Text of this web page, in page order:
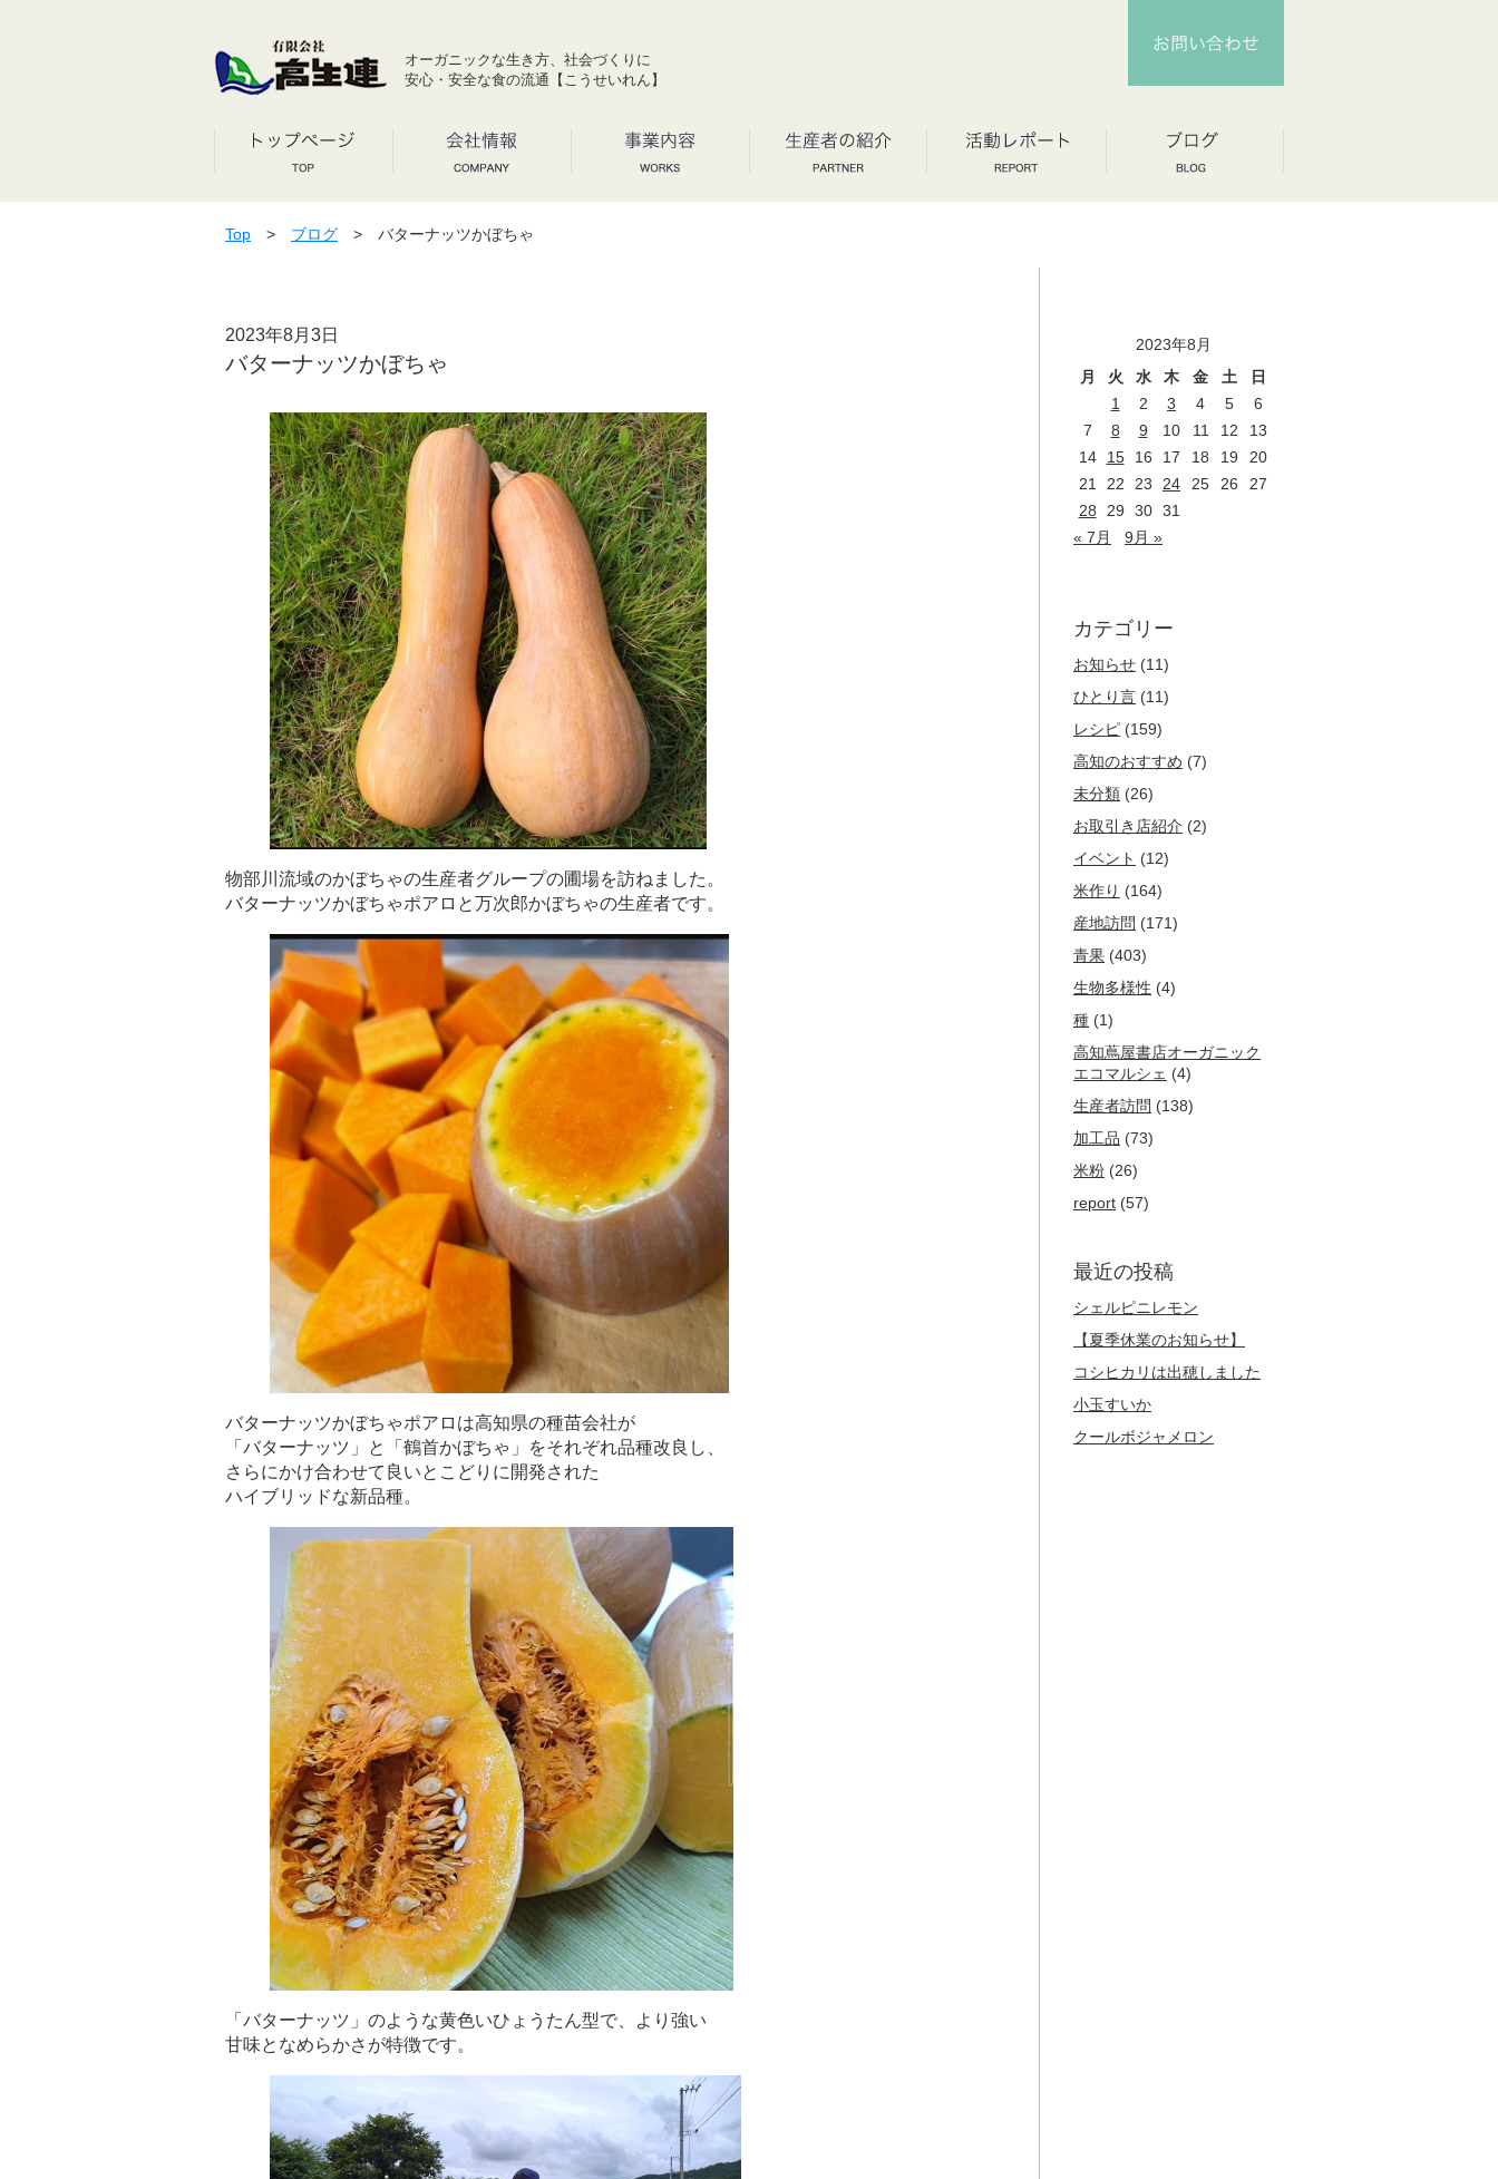
オーガニックな生き方、社会づくりに
安心・安全な食の流通【こうせいれん】
Top > ブログ > バターナッツかぼちゃ
2023年8月3日
バターナッツかぼちゃ
物部川流域のかぼちゃの生産者グループの圃場を訪ねました。
バターナッツかぼちゃポアロと万次郎かぼちゃの生産者です。
バターナッツかぼちゃポアロは高知県の種苗会社が
「バターナッツ」と「鶴首かぼちゃ」をそれぞれ品種改良し、
さらにかけ合わせて良いとこどりに開発された
ハイブリッドな新品種。
「バターナッツ」のような黄色いひょうたん型で、より強い
甘味となめらかさが特徴です。
2023年8月
月
火 水 木 金 土
日
1
2 3 4 5
6
7
8 9 10 11 12
13
14
15 16 17 18 19
20
21
22 23 24 25 26
27
28
29 30 31
« 7月
9月 »
カテゴリー
お知らせ (11)
ひとり言 (11)
レシピ (159)
高知のおすすめ (7)
未分類 (26)
お取引き店紹介 (2)
イベント (12)
米作り (164)
産地訪問 (171)
青果 (403)
生物多様性 (4)
種 (1)
高知蔦屋書店オーガニック
エコマルシェ (4)
生産者訪問 (138)
加工品 (73)
米粉 (26)
report (57)
最近の投稿
シェルピニレモン
【夏季休業のお知らせ】
コシヒカリは出穂しました
小玉すいか
クールボジャメロン